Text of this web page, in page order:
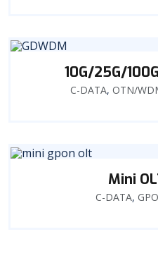
10G/25G/
C-DATA, OTN/
Mini
C-DATA,